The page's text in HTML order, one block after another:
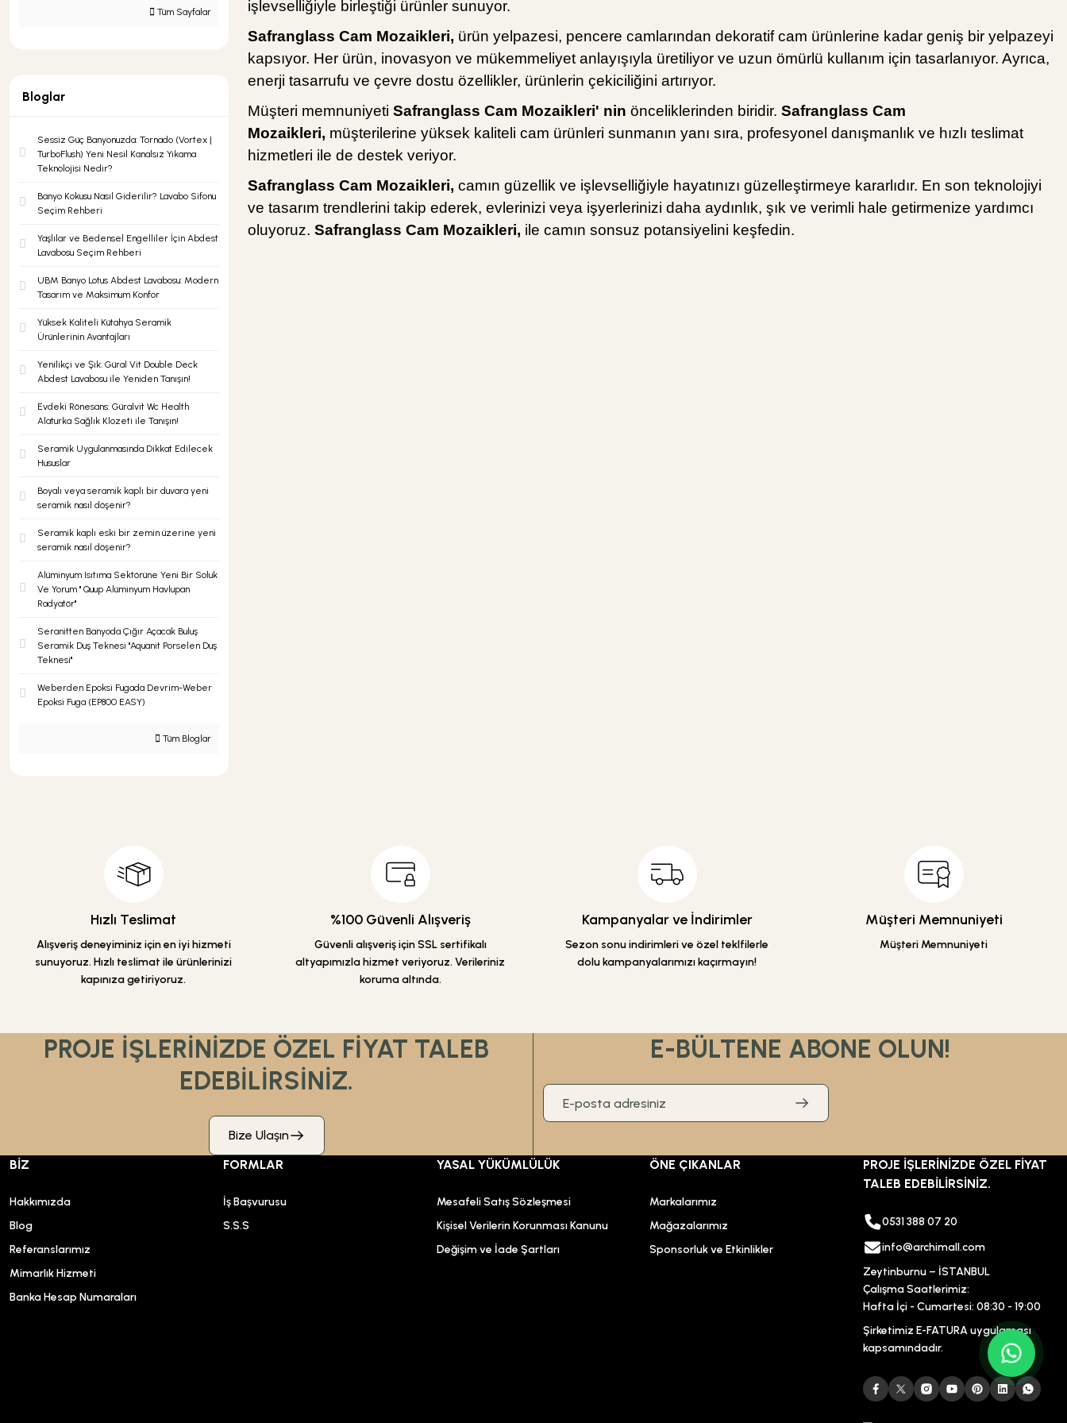
Tüm Sayfalar
Bloglar
Sessiz Güç Banyonuzda: Tornado (Vortex |
TurboFlush) Yeni Nesil Kanalsız Yıkama
Teknolojisi Nedir?
Banyo Kokusu Nasıl Giderilir? Lavabo Sifonu
Seçim Rehberi
Yaşlılar ve Bedensel Engelliler İçin Abdest
Lavabosu Seçim Rehberi
UBM Banyo Lotus Abdest Lavabosu: Modern
Tasarım ve Maksimum Konfor
Yüksek Kaliteli Kütahya Seramik
Ürünlerinin Avantajları
Yenilikçi ve Şık: Güral Vit Double Deck
Abdest Lavabosu ile Yeniden Tanışın!
Evdeki Rönesans: Güralvit Wc Health
Alaturka Sağlık Klozeti ile Tanışın!
Seramik Uygulanmasında Dikkat Edilecek
Hususlar
Boyalı veya seramik kaplı bir duvara yeni
seramik nasıl döşenir?
Seramik kaplı eski bir zemin üzerine yeni
seramik nasıl döşenir?
Alüminyum Isıtıma Sektörüne Yeni Bir Soluk
Ve Yorum '' Quup Alüminyum Havlupan
Radyatör''
Seranitten Banyoda Çığır Açacak Buluş
Seramik Duş Teknesi ''Aquanit Porselen Duş
Teknesi''
Weberden Epoksi Fugada Devrim-Weber
Epoksi Fuga (EP800 EASY)
Tüm Bloglar
işlevselliğiyle birleştiği ürünler sunuyor.
Safranglass Cam Mozaikleri, ürün yelpazesi, pencere camlarından dekoratif cam ürünlerine kadar geniş bir yelpazeyi
kapsıyor. Her ürün, inovasyon ve mükemmeliyet anlayışıyla üretiliyor ve uzun ömürlü kullanım için tasarlanıyor. Ayrıca,
enerji tasarrufu ve çevre dostu özellikler, ürünlerin çekiciliğini artırıyor.
Müşteri memnuniyeti Safranglass Cam Mozaikleri' nin önceliklerinden biridir. Safranglass Cam
Mozaikleri, müşterilerine yüksek kaliteli cam ürünleri sunmanın yanı sıra, profesyonel danışmanlık ve hızlı teslimat
hizmetleri ile de destek veriyor.
Safranglass Cam Mozaikleri, camın güzellik ve işlevselliğiyle hayatınızı güzelleştirmeye kararlıdır. En son teknolojiyi
ve tasarım trendlerini takip ederek, evlerinizi veya işyerlerinizi daha aydınlık, şık ve verimli hale getirmenize yardımcı
oluyoruz. Safranglass Cam Mozaikleri, ile camın sonsuz potansiyelini keşfedin.
Hızlı Teslimat
Alışveriş deneyiminiz için en iyi hizmeti
sunuyoruz. Hızlı teslimat ile ürünlerinizi
kapınıza getiriyoruz.
%100 Güvenli Alışveriş
Güvenli alışveriş için SSL sertifikalı
altyapımızla hizmet veriyoruz. Verileriniz
koruma altında.
Kampanyalar ve İndirimler
Sezon sonu indirimleri ve özel teklfilerle
dolu kampanyalarımızı kaçırmayın!
Müşteri Memnuniyeti
Müşteri Memnuniyeti
PROJE İŞLERİNİZDE ÖZEL FİYAT TALEB
EDEBİLİRSİNİZ.
Bize Ulaşın
E-BÜLTENE ABONE OLUN!
BİZ
Hakkımızda
Blog
Referanslarımız
Mimarlık Hizmeti
Banka Hesap Numaraları
FORMLAR
İş Başvurusu
S.S.S
YASAL YÜKÜMLÜLÜK
Mesafeli Satış Sözleşmesi
Kişisel Verilerin Korunması Kanunu
Değişim ve İade Şartları
ÖNE ÇIKANLAR
Markalarımız
Mağazalarımız
Sponsorluk ve Etkinlikler
PROJE İŞLERİNİZDE ÖZEL FİYAT
TALEB EDEBİLİRSİNİZ.
0531 388 07 20
info@archimall.com
Zeytinburnu – İSTANBUL
Çalışma Saatlerimiz:
Hafta İçi - Cumartesi: 08:30 - 19:00
Şirketimiz E-FATURA uygulaması
kapsamındadır.
Spa Sauna Sistemler
Akıllı Klozet
Duş Kabinleri
Duş Kanalları ve Sifonlar